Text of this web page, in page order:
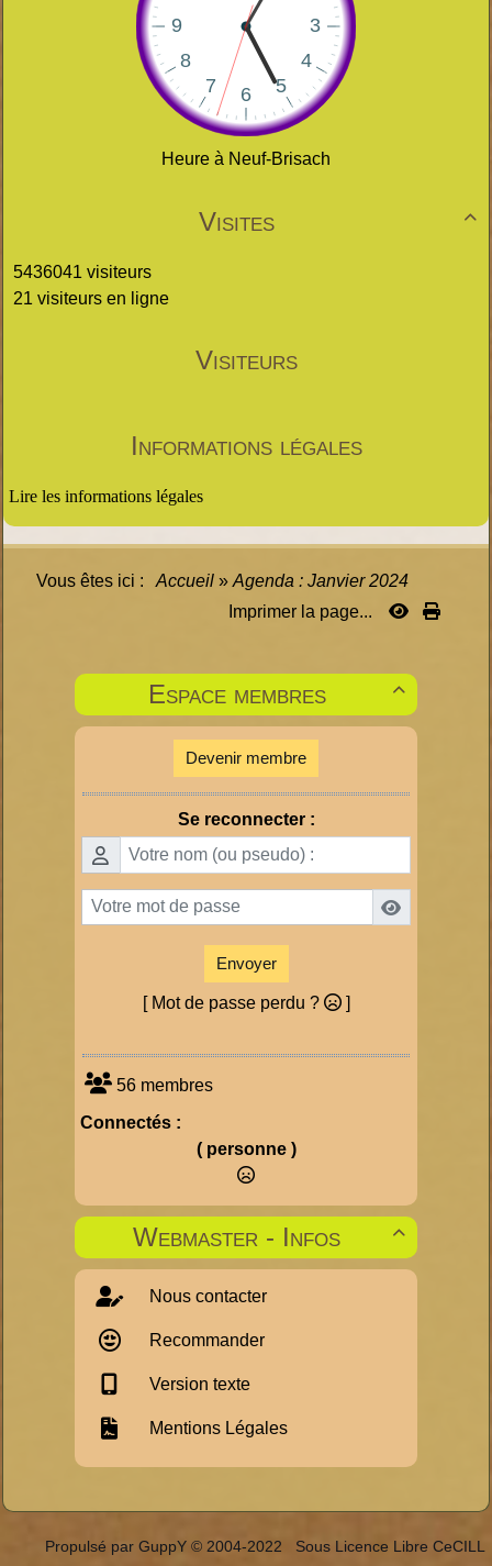
Heure à Neuf-Brisach

Visites
5436041 visiteurs
21 visiteurs en ligne
Visiteurs
Informations légales
Lire les informations légales
Vous êtes ici : Accueil » Agenda : Janvier 2024
Imprimer la page...

Espace membres
Devenir membre
Se reconnecter :
Envoyer
[ Mot de passe perdu ? ]
56 membres
Connectés :
( personne )

Webmaster - Infos
Nous contacter
Recommander
Version texte
Mentions Légales
Propulsé par GuppY © 2004-2022 Sous Licence Libre CeCILL